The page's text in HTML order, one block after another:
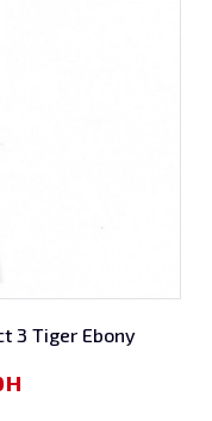
3 Tiger Ebony